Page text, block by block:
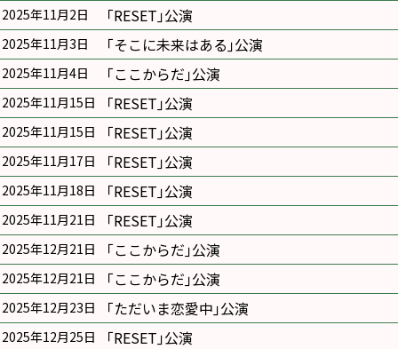
2025年11月2日 ｢RESET｣公演
2025年11月3日 ｢そこに未来はある｣公演
2025年11月4日 ｢ここからだ｣公演
2025年11月15日 ｢RESET｣公演
2025年11月15日 ｢RESET｣公演
2025年11月17日 ｢RESET｣公演
2025年11月18日 ｢RESET｣公演
2025年11月21日 ｢RESET｣公演
2025年12月21日 ｢ここからだ｣公演
2025年12月21日 ｢ここからだ｣公演
2025年12月23日 ｢ただいま恋愛中｣公演
2025年12月25日 ｢RESET｣公演